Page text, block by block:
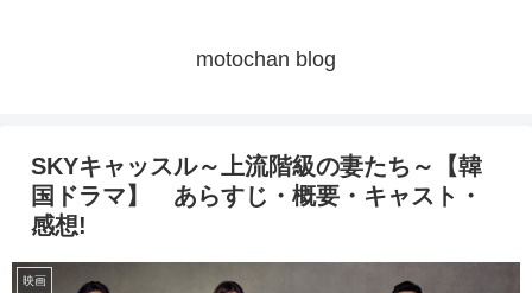
motochan blog
SKYキャッスル～上流階級の妻たち～【韓
国ドラマ】 あらすじ・概要・キャスト・
感想!
映画